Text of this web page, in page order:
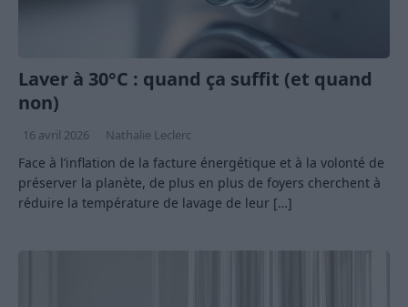
Laver à 30°C : quand ça suffit (et quand
non)
16 avril 2026 Nathalie Leclerc
Face à l’inflation de la facture énergétique et à la volonté de
préserver la planète, de plus en plus de foyers cherchent à
réduire la température de lavage de leur […]